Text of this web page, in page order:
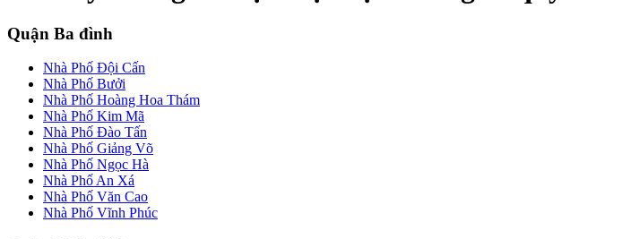
Quận Ba đình
Nhà Phố Đội Cấn
Nhà Phố Bưởi
Nhà Phố Hoàng Hoa Thám
Nhà Phố Kim Mã
Nhà Phố Đào Tấn
Nhà Phố Giảng Võ
Nhà Phố Ngọc Hà
Nhà Phố An Xá
Nhà Phố Văn Cao
Nhà Phố Vĩnh Phúc